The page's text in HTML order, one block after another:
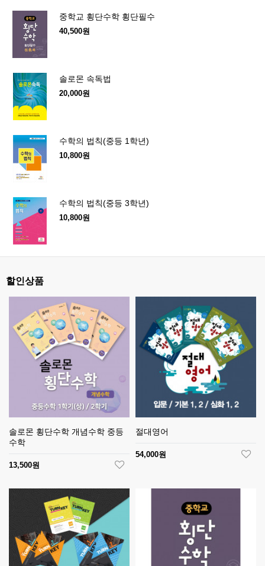
중학교 횡단수학 횡단필수
40,500원
솔로몬 속독법
20,000원
수학의 법칙(중등 1학년)
10,800원
수학의 법칙(중등 3학년)
10,800원
할인상품
솔로몬 횡단수학 개념수학 중등
수학
13,500원
절대영어
54,000원